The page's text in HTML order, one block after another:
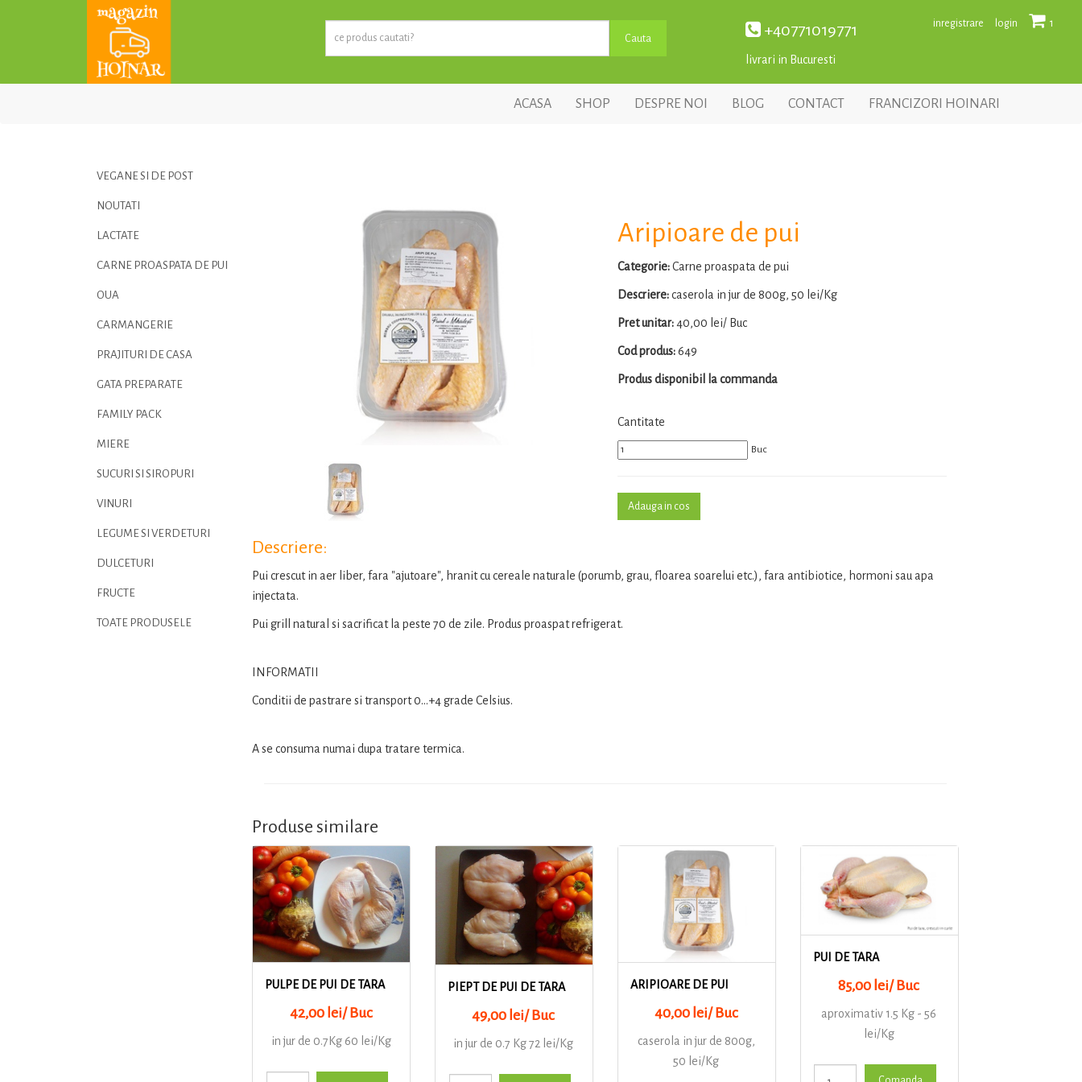
+40771019771
livrari in Bucuresti
inregistrare login 1
ACASA SHOP DESPRE NOI BLOG CONTACT FRANCIZORI HOINARI
VEGANE SI DE POST
NOUTATI
LACTATE
CARNE PROASPATA DE PUI
OUA
CARMANGERIE
PRAJITURI DE CASA
GATA PREPARATE
FAMILY PACK
MIERE
SUCURI SI SIROPURI
VINURI
LEGUME SI VERDETURI
DULCETURI
FRUCTE
TOATE PRODUSELE
Aripioare de pui
Categorie:Carne proaspata de pui
Descriere:caserola in jur de 800g, 50 lei/Kg
Pret unitar: 40,00 lei/ Buc
Cod produs:649
Produs disponibil la commanda
Cantitate
Buc
Descriere:
Pui crescut in aer liber, fara "ajutoare", hranit cu cereale naturale (porumb, grau, floarea soarelui etc.), fara antibiotice, hormoni sau apa
injectata.
Pui grill natural si sacrificat la peste 70 de zile. Produs proaspat refrigerat.
INFORMATII
Conditii de pastrare si transport 0...+4 grade Celsius.
A se consuma numai dupa tratare termica.
Produse similare
PULPE DE PUI DE TARA
42,00 lei/ Buc
in jur de 0.7Kg 60 lei/Kg
PIEPT DE PUI DE TARA
49,00 lei/ Buc
in jur de 0.7 Kg 72 lei/Kg
ARIPIOARE DE PUI
40,00 lei/ Buc
caserola in jur de 800g,
50 lei/Kg
PUI DE TARA
85,00 lei/ Buc
aproximativ 1.5 Kg - 56
lei/Kg